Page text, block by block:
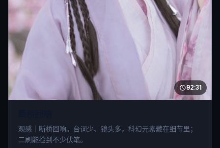
92:31
观感｜断桥回响。台词少、镜头多，科幻元素藏在细节里；
二刷能捡到不少伏笔。